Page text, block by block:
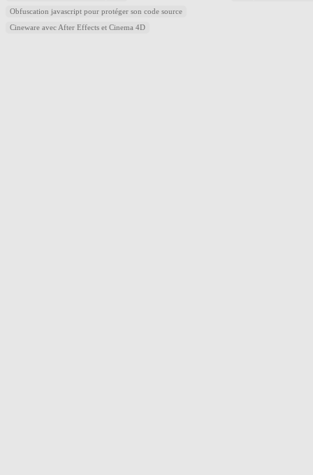
Obfuscation javascript pour protéger son code source
Cineware avec After Effects et Cinema 4D